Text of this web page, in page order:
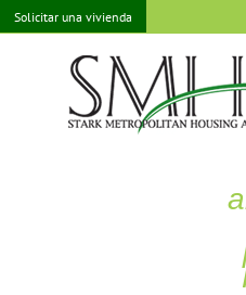
saltar
al
Solicitar una vivienda